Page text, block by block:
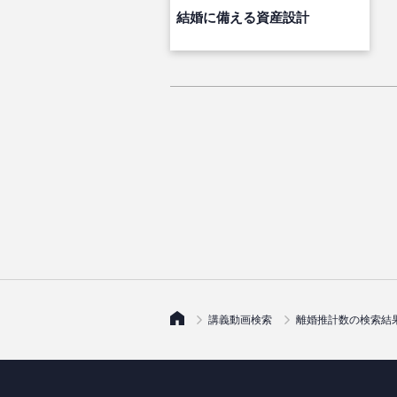
結婚に備える資産設計
講義動画検索 離婚推計数の検索結